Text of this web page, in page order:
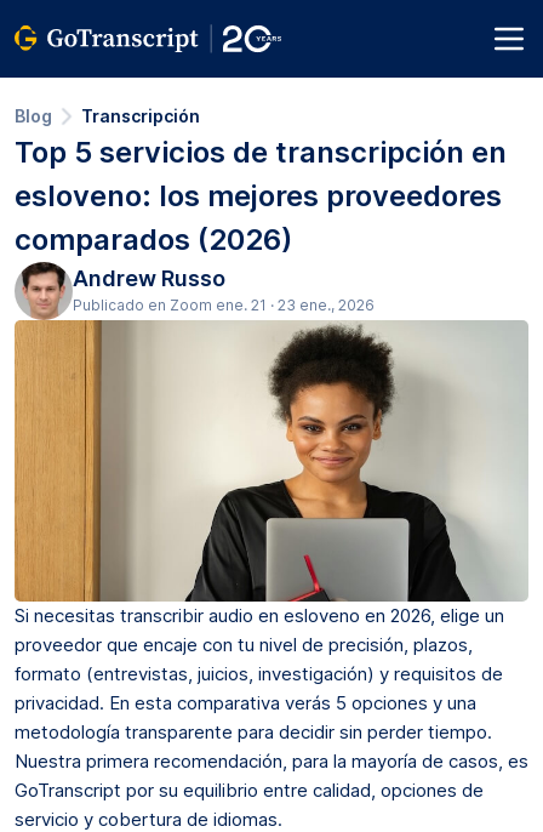
Blog Transcripción
Top 5 servicios de transcripción en
esloveno: los mejores proveedores
comparados (2026)
Andrew Russo
Publicado en Zoom ene. 21 · 23 ene., 2026
Si necesitas transcribir audio en esloveno en 2026, elige un
proveedor que encaje con tu nivel de precisión, plazos,
formato (entrevistas, juicios, investigación) y requisitos de
privacidad. En esta comparativa verás 5 opciones y una
metodología transparente para decidir sin perder tiempo.
Nuestra primera recomendación, para la mayoría de casos, es
GoTranscript por su equilibrio entre calidad, opciones de
servicio y cobertura de idiomas.